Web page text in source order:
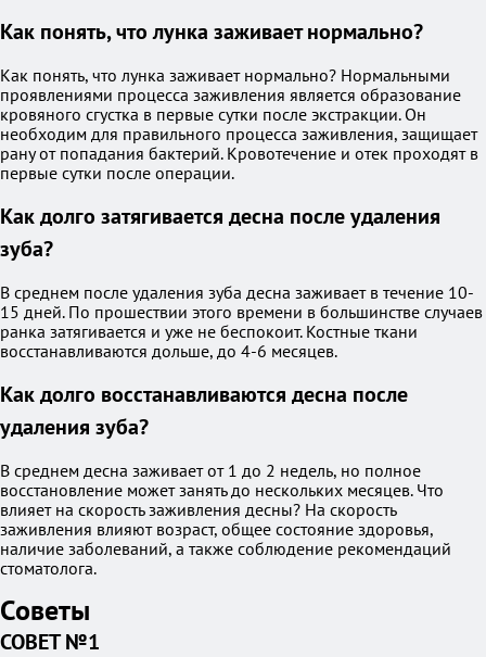
Как понять, что лунка заживает нормально?
Как понять, что лунка заживает нормально? Нормальными
проявлениями процесса заживления является образование
кровяного сгустка в первые сутки после экстракции. Он
необходим для правильного процесса заживления, защищает
рану от попадания бактерий. Кровотечение и отек проходят в
первые сутки после операции.
Как долго затягивается десна после удаления
зуба?
В среднем после удаления зуба десна заживает в течение 10-
15 дней. По прошествии этого времени в большинстве случаев
ранка затягивается и уже не беспокоит. Костные ткани
восстанавливаются дольше, до 4-6 месяцев.
Как долго восстанавливаются десна после
удаления зуба?
В среднем десна заживает от 1 до 2 недель, но полное
восстановление может занять до нескольких месяцев. Что
влияет на скорость заживления десны? На скорость
заживления влияют возраст, общее состояние здоровья,
наличие заболеваний, а также соблюдение рекомендаций
стоматолога.
Советы
СОВЕТ №1